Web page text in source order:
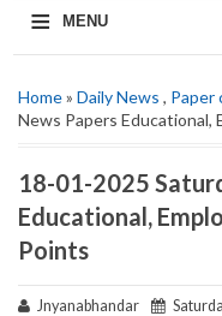
≡ MENU
Home» Daily News , Paper
News Papers
18-01-2025
Educational,
Points
Jnyanabhandar